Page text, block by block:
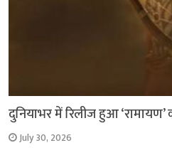
दुनियाभर में रिलीज हुआ ‘रामायण’
July 30, 2026